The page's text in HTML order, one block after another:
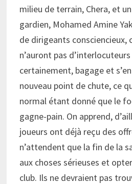
milieu de terrain, Chera, et
gardien, Mohamed Amine
de dirigeants consciencieux,
n’auront pas
certainement, bagage et
nouveau point de chute, ce
normal étant donné que le
gagne-pain. On apprend,
joueurs ont déjà reçu des
n’attendent que la fin de la
aux choses sérieuses et
club. Ils ne devraient pas